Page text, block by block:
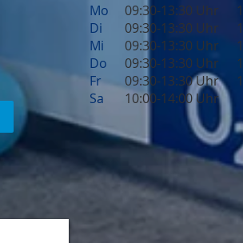
Mo
Di
Mi
Do
Fr
Sa
09:30-13:30 Uhr
09:30-13:30 Uhr
09:30-13:30 Uhr
09:30-13:30 Uhr
09:30-13:30 Uhr
10:00-14:00 Uhr